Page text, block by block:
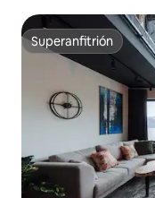
Superanfitrión
Superanfitrión